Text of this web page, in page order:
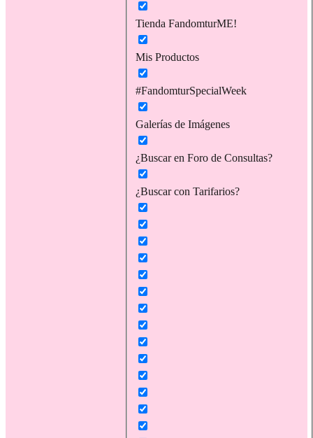
Tienda FandomturME!
Mis Productos
#FandomturSpecialWeek
Galerías de Imágenes
¿Buscar en Foro de Consultas?
¿Buscar con Tarifarios?